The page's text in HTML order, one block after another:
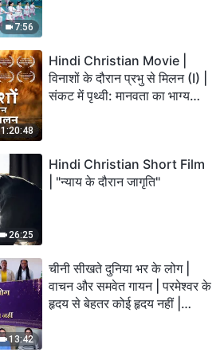
7:56
1:20:48
Hindi Christian Movie |
विनाशों के दौरान प्रभु से मिलन (I) |
संकट में पृथ्वी: मानवता का भाग्य
26:25
Hindi Christian Short Film
| "न्याय के दौरान जागृति"
13:42
चीनी सीखते दुनिया भर के लोग |
वाचन और समवेत गायन | परमेश्वर के
हृदय से बेहतर कोई हृदय नहीं |